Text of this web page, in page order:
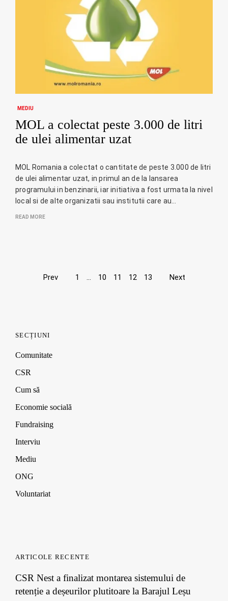
MEDIU
MOL a colectat peste 3.000 de litri
de ulei alimentar uzat
MOL Romania a colectat o cantitate de peste 3.000 de litri
de ulei alimentar uzat, in primul an de la lansarea
programului in benzinarii, iar initiativa a fost urmata la nivel
local si de alte organizatii sau institutii care au…
READ MORE
Page
Prev 1 10 11 12 13 Next
SECȚIUNI
Comunitate
CSR
Cum să
Economie socială
Fundraising
Interviu
Mediu
ONG
Voluntariat
ARTICOLE RECENTE
CSR Nest a finalizat montarea sistemului de
retenție a deșeurilor plutitoare la Barajul Leșu